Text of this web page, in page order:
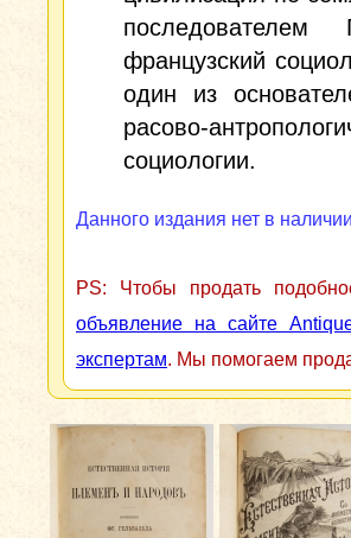
французский
один из
расово-
социологии.
Данного издания нет в наличии
PS: Чтобы продать
объявление на сайте
экспертам. Мы помогаем